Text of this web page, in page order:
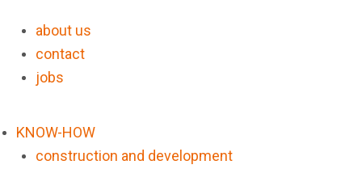
about us
contact
jobs
KNOW-HOW
construction and development